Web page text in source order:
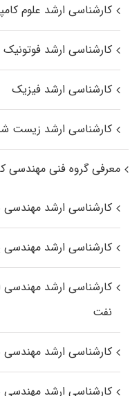
کارشناسی ارشد علوم
کارشناسی ارشد فوتونیک
کارشناسی ارشد فیزیک
کارشناسی ارشد زیست‌
معرفی گروه فنی مهندسی
کارشناسی ارشد مهندسی
کارشناسی ارشد مهندسی
کارشناسی ارشد مهندسی
نفت
کارشناسی ارشد مهندسی
کارشناسی ارشد